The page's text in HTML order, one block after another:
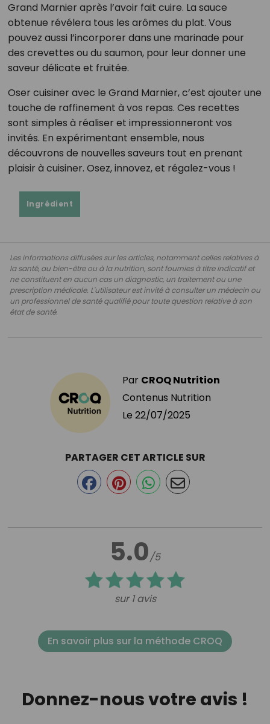
Grand Marnier après l’avoir fait cuire. La sauce
obtenue révélera tous les arômes du plat. Vous
pouvez aussi l’incorporer dans une marinade pour
des crevettes ou du saumon, pour leur donner une
saveur délicate et fruitée.
Oser cuisiner avec le Grand Marnier, c’est ajouter une
touche de raffinement à vos repas. Ces recettes
sont simples à réaliser et impressionneront vos
invités. En expérimentant ensemble, nous
découvrons de nouvelles saveurs tout en prenant
plaisir à cuisiner. Osez, innovez, et régalez-vous !
Ingrédient
Les informations diffusées sur les articles, notamment celles relatives à
la santé, au bien-être ou à la nutrition, sont fournies à titre indicatif et
ne constituent en aucun cas un diagnostic, un traitement ou une
prescription médicale. L'utilisateur est invité à consulter un médecin ou
un professionnel de santé qualifié pour toute question relative à son
état de santé.
Par CROQ Nutrition
Contenus Nutrition
Le 22/07/2025
5.0/5
sur 1 avis
PARTAGER CET ARTICLE SUR
En savoir plus sur la méthode CROQ
Donnez-nous votre avis !